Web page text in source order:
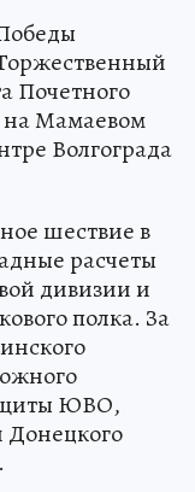
Почетного
на Мамаевом
Волгограда
шествие в
расчеты
дивизии и
полка. За
ЮВО,